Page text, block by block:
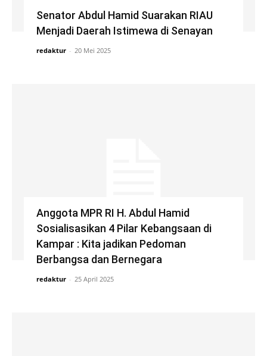
Senator Abdul Hamid Suarakan RIAU
Menjadi Daerah Istimewa di Senayan
redaktur - 20 Mei 2025
Anggota MPR RI H. Abdul Hamid
Sosialisasikan 4 Pilar Kebangsaan di
Kampar : Kita jadikan Pedoman
Berbangsa dan Bernegara
redaktur - 25 April 2025